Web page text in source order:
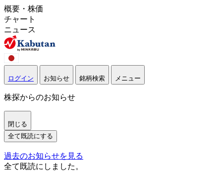
概要・株価
チャート
ニュース
ログイン お知らせ 銘柄検索 メニュー
株探からのお知らせ
閉じる
全て既読にする
過去のお知らせを見る
全て既読にしました。